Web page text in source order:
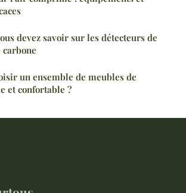
devez savoir sur les détecteurs de
carbone
un ensemble de meubles de
et confortable ?